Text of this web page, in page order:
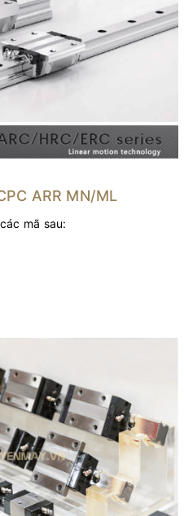
ARR MN/ML
mã sau: